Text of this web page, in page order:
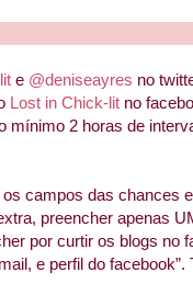
e @deniseayres no
Lost in Chick-lit no
mínimo 2 horas de
campos das chances
preencher apenas
por curtir os blogs no
e perfil do facebook”.